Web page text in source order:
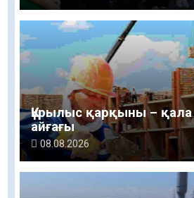
Құрылыс қарқыны –
айғағы
08.08.2026